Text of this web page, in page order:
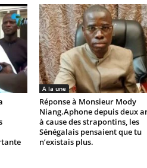
A la une
Réponse à Monsieur Mody
Niang.Aphone depuis deux
à cause des strapontins, les
Sénégalais pensaient que tu
n’existais plus.